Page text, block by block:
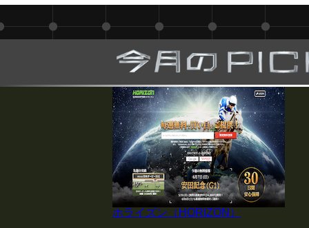
ホライズン（HORIZON）